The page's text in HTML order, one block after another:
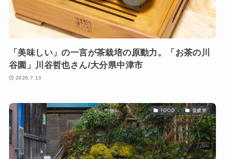
「美味しい」の一言が茶栽培の原動力。「お茶の川
谷園」川谷哲也さん/大分県中津市
2026.7.13
FOOD 愛媛県